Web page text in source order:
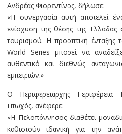
Ανδρέας Φιορεντίνος, δήλωσε:
«Η συνεργασία αυτή αποτελεί
ενίσχυση της θέσης της Ελλάδας
τουρισμού. Η προοπτική
World Series μπορεί να
αυθεντικό και διεθνώς
εμπειριών.»
Ο Περιφερειάρχης Περιφέρεια
Πτωχός, ανέφερε:
«Η Πελοπόννησος διαθέτει
καθιστούν ιδανική για την